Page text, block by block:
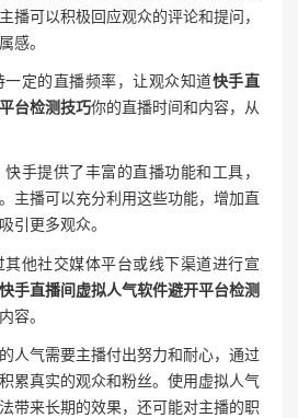
播可以积极回应观众的评论和提问，
感。
定的直播频率，让观众知道快手直
台检测技巧你的直播时间和内容，从
手提供了丰富的直播功能和工具，
主播可以充分利用这些功能，增加直
引更多观众。
他社交媒体平台或线下渠道进行宣
快手直播间虚拟人气软件避开平台检测
容。
人气需要主播付出努力和耐心，通过
累真实的观众和粉丝。使用虚拟人气
带来长期的效果，还可能对主播的职